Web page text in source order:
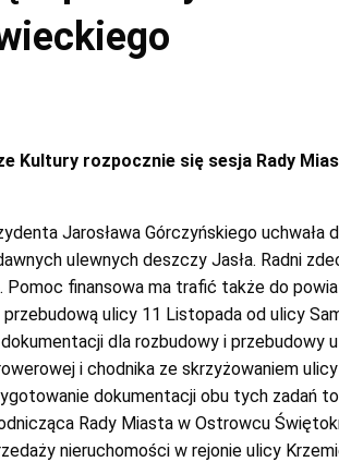
Kultury rozpocznie się sesja Rady
Jarosława Górczyńskiego
ulewnych deszczy Jasła. Radni
finansowa ma trafić także do
ulicy 11 Listopada od ulicy
dla rozbudowy i przebudowy
i chodnika ze skrzyżowaniem
dokumentacji obu tych zadań
Rady Miasta w Ostrowcu
nieruchomości w rejonie ulicy